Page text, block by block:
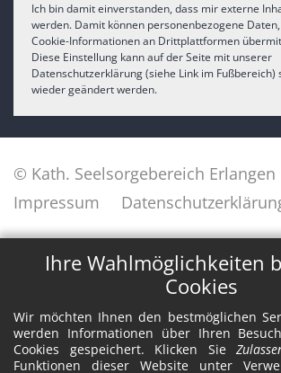
Ihre Wahlmöglichkeiten
Cookies
Wir möchten Ihnen den bestmöglichen
werden Informationen über Ihren
Cookies gespeichert. Klicken Sie
Funktionen dieser Website unter
Ich bin damit einverstanden, dass mir externe
werden. Damit können personenbezogene
Cookie-Informationen an Drittplattformen
Diese Einstellung kann auf der Seite mit unserer
Datenschutzerklärung (siehe Link im
wieder geändert werden.
© Kath. Seelsorgebereich Erlangen
Impressum